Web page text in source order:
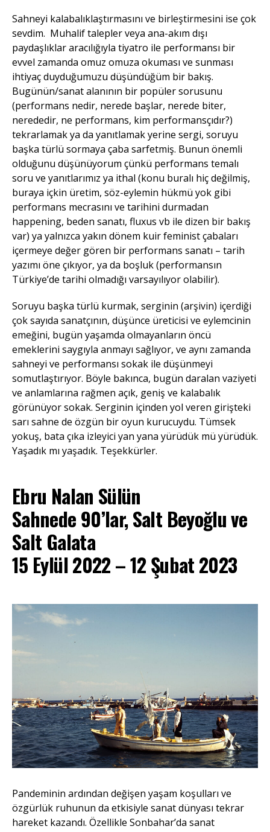
Sahneyi kalabalıklaştırmasını ve birleştirmesini ise çok
sevdim. Muhalif talepler veya ana-akım dışı
paydaşlıklar aracılığıyla tiyatro ile performansı bir
evvel zamanda omuz omuza okuması ve sunması
ihtiyaç duyduğumuzu düşündüğüm bir bakış.
Bugünün/sanat alanının bir popüler sorusunu
(performans nedir, nerede başlar, nerede biter,
nerededir, ne performans, kim performansçıdır?)
tekrarlamak ya da yanıtlamak yerine sergi, soruyu
başka türlü sormaya çaba sarfetmiş. Bunun önemli
olduğunu düşünüyorum çünkü performans temalı
soru ve yanıtlarımız ya ithal (konu buralı hiç değilmiş,
buraya içkin üretim, söz-eylemin hükmü yok gibi
performans mecrasını ve tarihini durmadan
happening, beden sanatı, fluxus vb ile dizen bir bakış
var) ya yalnızca yakın dönem kuir feminist çabaları
içermeye değer gören bir performans sanatı – tarih
yazımı öne çıkıyor, ya da boşluk (performansın
Türkiye’de tarihi olmadığı varsayılıyor olabilir).
Soruyu başka türlü kurmak, serginin (arşivin) içerdiği
çok sayıda sanatçının, düşünce üreticisi ve eylemcinin
emeğini, bugün yaşamda olmayanların öncü
emeklerini saygıyla anmayı sağlıyor, ve aynı zamanda
sahneyi ve performansı sokak ile düşünmeyi
somutlaştırıyor. Böyle bakınca, bugün daralan vaziyeti
ve anlamlarına rağmen açık, geniş ve kalabalık
görünüyor sokak. Serginin içinden yol veren girişteki
sarı sahne de özgün bir oyun kurucuydu. Tümsek
yokuş, bata çıka izleyici yan yana yürüdük mü yürüdük.
Yaşadık mı yaşadık. Teşekkürler.
Ebru Nalan Sülün
Sahnede 90’lar, Salt Beyoğlu ve
Salt Galata
15 Eylül 2022 – 12 Şubat 2023
Pandeminin ardından değişen yaşam koşulları ve
özgürlük ruhunun da etkisiyle sanat dünyası tekrar
hareket kazandı. Özellikle Sonbahar’da sanat